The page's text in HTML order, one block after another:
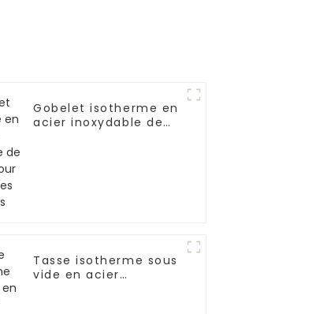
Gobelet isotherme en
acier inoxydable de
Tasse isotherme sous
vide en acier